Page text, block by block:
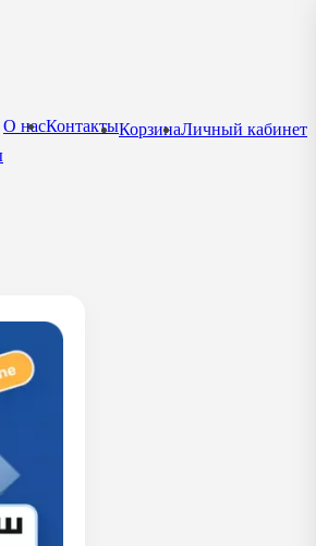
О насКонтактыКорзинаЛичный кабинет